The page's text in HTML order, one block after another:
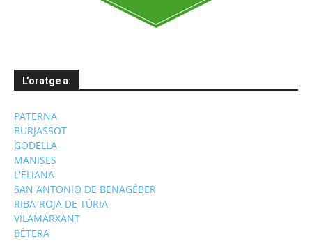
L’oratge a:
PATERNA
BURJASSOT
GODELLA
MANISES
L'ELIANA
SAN ANTONIO DE BENAGÉBER
RIBA-ROJA DE TÚRIA
VILAMARXANT
BÉTERA